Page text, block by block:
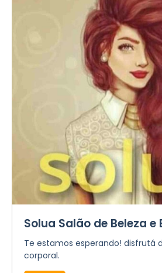
Solua Salão de Beleza e
Te estamos esperando! disfrutá
corporal.